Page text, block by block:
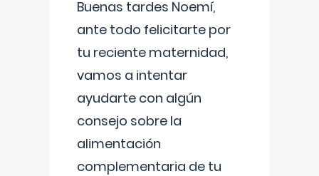
Buenas tardes Noemí,
ante todo felicitarte por
tu reciente maternidad,
vamos a intentar
ayudarte con algún
consejo sobre la
alimentación
complementaria de tu